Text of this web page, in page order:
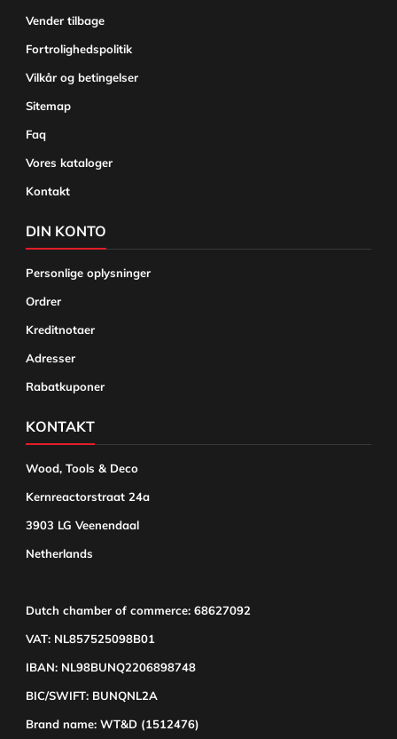
Vender tilbage
Fortrolighedspolitik
Vilkår og betingelser
Sitemap
Faq
Vores kataloger
Kontakt
DIN KONTO
Personlige oplysninger
Ordrer
Kreditnotaer
Adresser
Rabatkuponer
KONTAKT
Wood, Tools & Deco
Kernreactorstraat 24a
3903 LG Veenendaal
Netherlands
Dutch chamber of commerce: 68627092
VAT: NL857525098B01
IBAN: NL98BUNQ2206898748
BIC/SWIFT: BUNQNL2A
Brand name: WT&D (1512476)